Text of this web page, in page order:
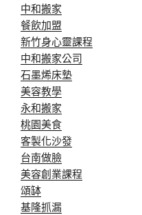
中和搬家
餐飲加盟
新竹身心靈課程
中和搬家公司
石墨烯床墊
美容教學
永和搬家
桃園美食
客製化沙發
台南做臉
美容創業課程
頌缽
基隆抓漏